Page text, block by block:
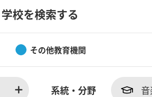
学校を検索する
その他教育機関
系統・分野